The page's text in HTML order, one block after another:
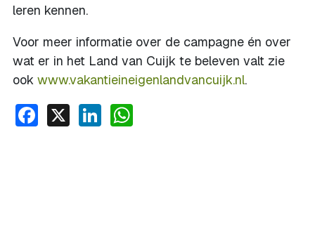
leren kennen.
Voor meer informatie over de campagne én over
wat er in het Land van Cuijk te beleven valt zie
ook www.vakantieineigenlandvancuijk.nl.
Facebook
X LinkedIn